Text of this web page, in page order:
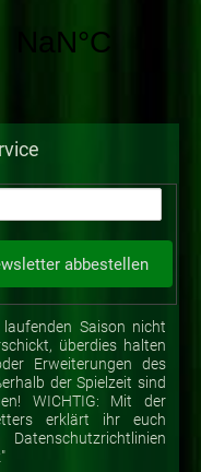
Saison nicht
überdies halten
Erweiterungen des
der Spielzeit sind
WICHTIG: Mit der
erklärt ihr euch